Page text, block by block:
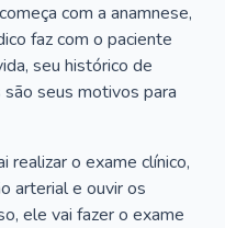
com a anamnese,
faz com o paciente
seu histórico de
seus motivos para
realizar o exame clínico,
arterial e ouvir os
ele vai fazer o exame